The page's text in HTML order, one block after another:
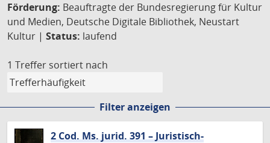
Förderung: Beauftragte der Bundesregierung für Kultur
und Medien, Deutsche Digitale Bibliothek, Neustart
Kultur | Status: laufend
1 Treffer sortiert nach
Filter anzeigen
2 Cod. Ms. jurid. 391 – Juristisch-